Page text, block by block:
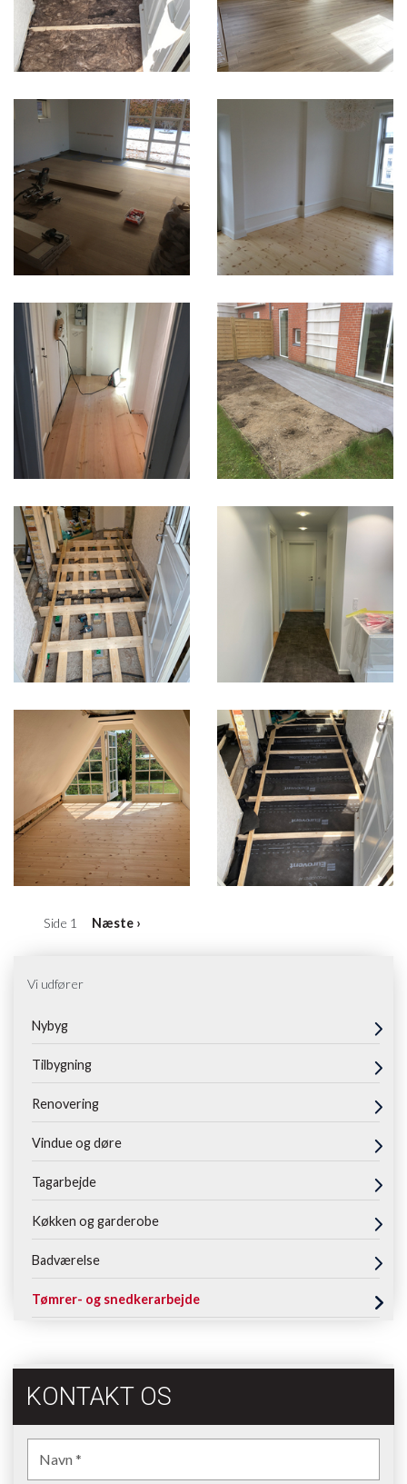
Sideinddeling
Side 1
Næste
Næste ›
Vi udfører
Nybyg
Tilbygning
Renovering
Vindue og døre
Tagarbejde
Køkken og garderobe
Badværelse
Tømrer- og snedkerarbejde
KONTAKT OS